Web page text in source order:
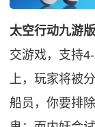
太空行动九游版
交游戏，支持
上，玩家将被
船员，你要排